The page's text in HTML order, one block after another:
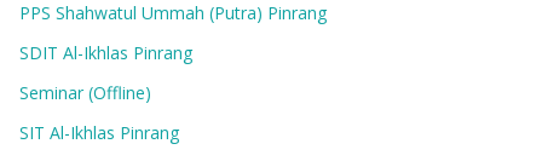
PPS Shahwatul Ummah (Putra) Pinrang
SDIT Al-Ikhlas Pinrang
Seminar (Offline)
SIT Al-Ikhlas Pinrang